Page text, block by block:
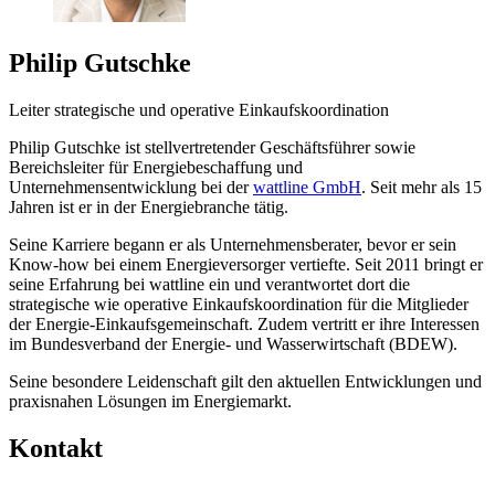
Philip Gutschke
Leiter strategische und operative Einkaufskoordination
Philip Gutschke ist stellvertretender Geschäftsführer sowie
Bereichsleiter für Energiebeschaffung und
Unternehmensentwicklung bei derwattline GmbH. Seit mehr als 15
Jahren ist er in der Energiebranche tätig.
Seine Karriere begann er als Unternehmensberater, bevor er sein
Know-how bei einem Energieversorger vertiefte. Seit 2011 bringt er
seine Erfahrung bei wattline ein und verantwortet dort die
strategische wie operative Einkaufskoordination für die Mitglieder
der Energie-Einkaufsgemeinschaft. Zudem vertritt er ihre Interessen
im Bundesverband der Energie- und Wasserwirtschaft (BDEW).
Seine besondere Leidenschaft gilt den aktuellen Entwicklungen und
praxisnahen Lösungen im Energiemarkt.
Kontakt